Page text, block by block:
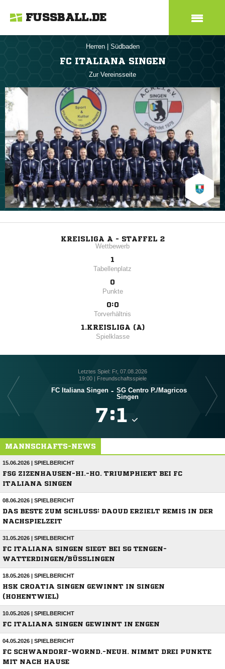
FUSSBALL.DE
Herren Südbaden
FC ITALIANA SINGEN
Zur Vereinsseite
KREISLIGA A - STAFFEL 2
Wettbewerb
1
Tabellenplatz
0
Punkte
0:0
Torverhältnis
1.KREISLIGA (A)
Spielklasse
Letztes Spiel: Fr, 07.08.2026
19:00 | Freundschaftsspiele
FC Italiana Singen - SG Centro P./​Magricos
Singen
:
MANNSCHAFTS-NEWS
15.06.2026 | SPIELBERICHT
FSG ZIZENHAUSEN-HI.-HO. TRIUMPHIERT BEI FC
ITALIANA SINGEN
08.06.2026 | SPIELBERICHT
DAS BESTE ZUM SCHLUSS: DAOUD ERZIELT REMIS IN DER
NACHSPIELZEIT
31.05.2026 | SPIELBERICHT
FC ITALIANA SINGEN SIEGT BEI SG TENGEN-
WATTERDINGEN/BÜSSLINGEN
18.05.2026 | SPIELBERICHT
HSK CROATIA SINGEN GEWINNT IN SINGEN
(HOHENTWIEL)
10.05.2026 | SPIELBERICHT
FC ITALIANA SINGEN GEWINNT IN ENGEN
04.05.2026 | SPIELBERICHT
FC SCHWANDORF-WORND.-NEUH. NIMMT DREI PUNKTE
MIT NACH HAUSE